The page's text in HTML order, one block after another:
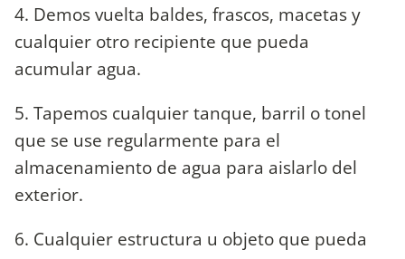
4. Demos vuelta baldes, frascos, macetas y
cualquier otro recipiente que pueda
acumular agua.
5. Tapemos cualquier tanque, barril o tonel
que se use regularmente para el
almacenamiento de agua para aislarlo del
exterior.
6. Cualquier estructura u objeto que pueda